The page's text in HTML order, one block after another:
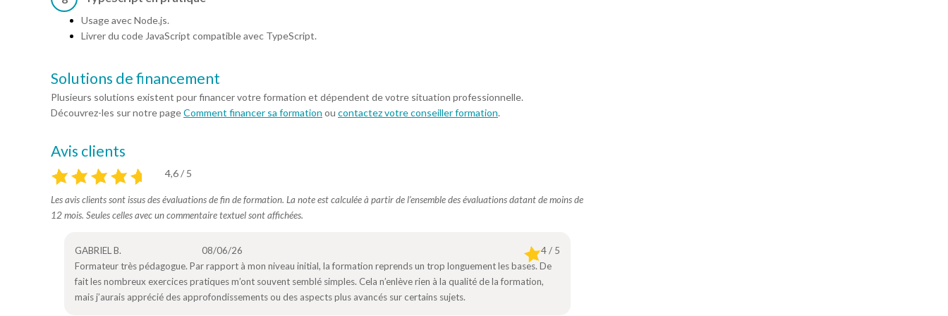
Usage avec Node.js.
Livrer du code JavaScript compatible avec TypeScript.
Solutions de financement
Plusieurs solutions existent pour financer votre formation et dépendent de votre situation professionnelle.
Découvrez-les sur notre pageComment financer sa formation ou contactez votre conseiller formation.
Avis clients
4,6 / 5
Les avis clients sont issus des évaluations de fin de formation. La note est calculée à partir de l’ensemble des évaluations datant de moins de
12 mois. Seules celles avec un commentaire textuel sont affichées.
GABRIEL B. 08/06/26
4 / 5
Formateur très pédagogue. Par rapport à mon niveau initial, la formation reprends un trop longuement les bases. De
fait les nombreux exercices pratiques m’ont souvent semblé simples. Cela n’enlève rien à la qualité de la formation,
mais j’aurais apprécié des approfondissements ou des aspects plus avancés sur certains sujets.